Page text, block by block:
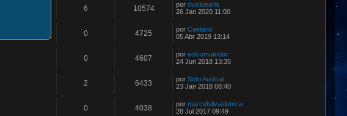
6 10574 por ovisionario
26 Jan 2020 11:00
0 4725 por Caetano
05 Abr 2019 13:14
0 4607 por edisonvander
24 Jun 2018 13:35
2 6433 por Soto Audisat
23 Jan 2018 08:40
0 4038 por marcelsilvaeletrica
28 Jul 2017 09:49